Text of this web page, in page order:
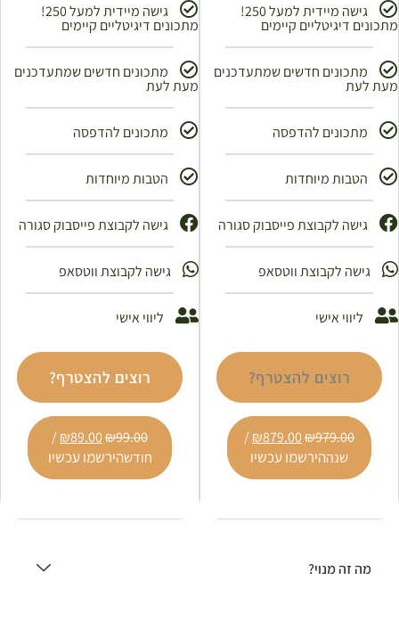
גישה מיידית למעל 250!
מתכונים דיגיטליים קיימים
מתכונים חדשים שמתעדכנים
מעת לעת
מתכונים להדפסה
הטבות מיוחדות
גישה לקבוצת פייסבוק סגורה
גישה לקבוצת ווטסאפ
ליווי אישי
רוצים להצטרף?
₪979.00
₪879.00
/
שנההירשמו עכשיו
גישה מיידית למעל 250!
מתכונים דיגיטליים קיימים
מתכונים חדשים שמתעדכנים
מעת לעת
מתכונים להדפסה
הטבות מיוחדות
גישה לקבוצת פייסבוק סגורה ​
גישה לקבוצת ווטסאפ
ליווי אישי
רוצים להצטרף?
₪99.00
₪89.00
/
חודשהירשמו עכשיו
מה זה מנוי?